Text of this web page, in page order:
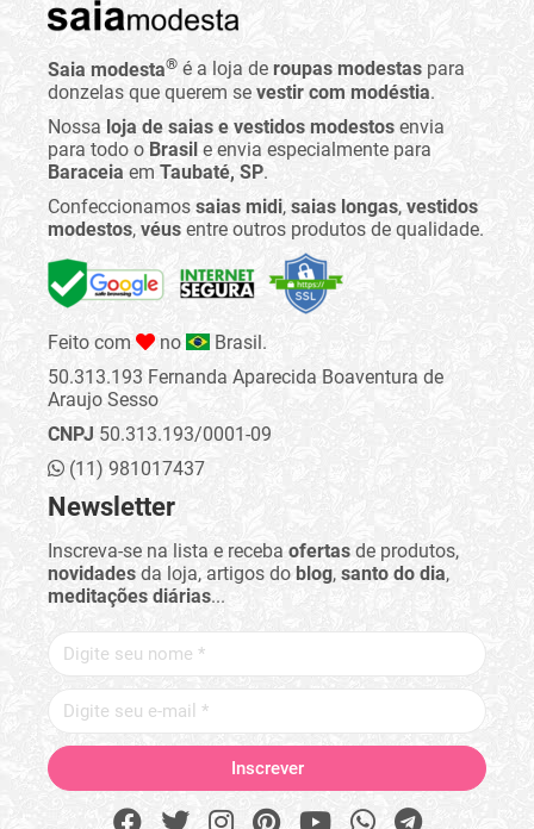
Saia modesta® é a loja de roupas modestas para
donzelas que querem se vestir com modéstia.
Nossa loja de saias e vestidos modestos envia
para todo o Brasil e envia especialmente para
Baraceia em Taubaté, SP.
Confeccionamos saias midi, saias longas, vestidos
modestos, véus entre outros produtos de qualidade.
Feito com no
Brasil.
50.313.193 Fernanda Aparecida Boaventura de
Araujo Sesso
CNPJ 50.313.193/0001-09
(11) 981017437
Newsletter
Inscreva-se na lista e receba ofertas de produtos,
novidades da loja, artigos do blog, santo do dia,
meditações diárias...